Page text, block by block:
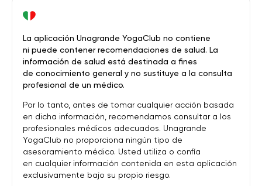
La aplicación Unagrande YogaClub no contiene
ni puede contener recomendaciones de salud. La
información de salud está destinada a fines
de conocimiento general y no sustituye a la consulta
profesional de un médico.
Por lo tanto, antes de tomar cualquier acción basada
en dicha información, recomendamos consultar a los
profesionales médicos adecuados. Unagrande
YogaClub no proporciona ningún tipo de
asesoramiento médico. Usted utiliza o confía
en cualquier información contenida en esta aplicación
exclusivamente bajo su propio riesgo.